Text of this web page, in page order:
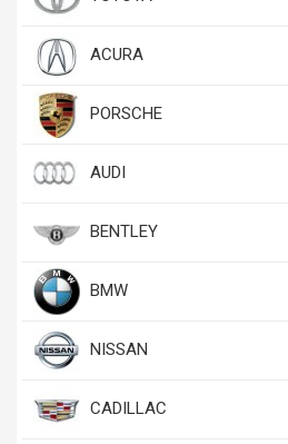
ACURA
PORSCHE
AUDI
BENTLEY
BMW
NISSAN
CADILLAC